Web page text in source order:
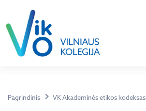
Pagrindinis VK Akademinės etikos kodeksas